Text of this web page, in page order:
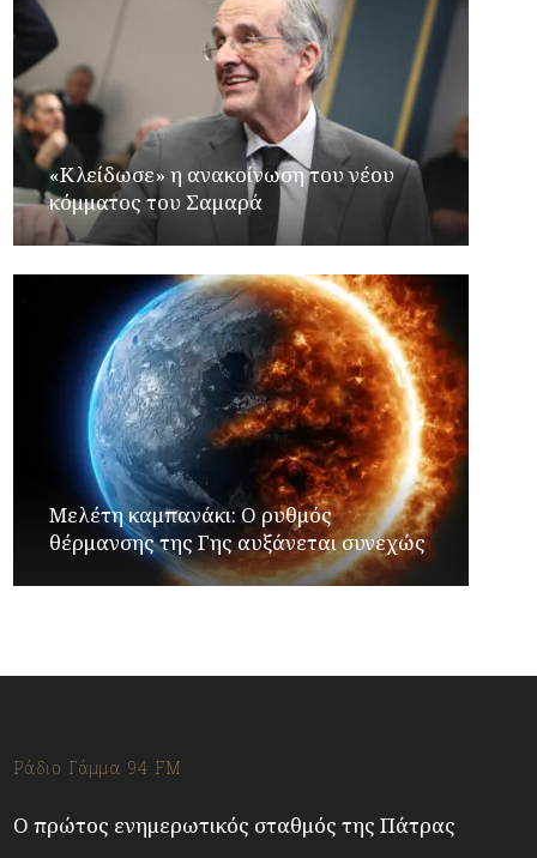
«Κλείδωσε» η ανακοίνωση του νέου
κόμματος του Σαμαρά
Μελέτη καμπανάκι: Ο ρυθμός
θέρμανσης της Γης αυξάνεται συνεχώς
Ράδιο Γάμμα 94 FM
Ο πρώτος ενημερωτικός σταθμός της Πάτρας